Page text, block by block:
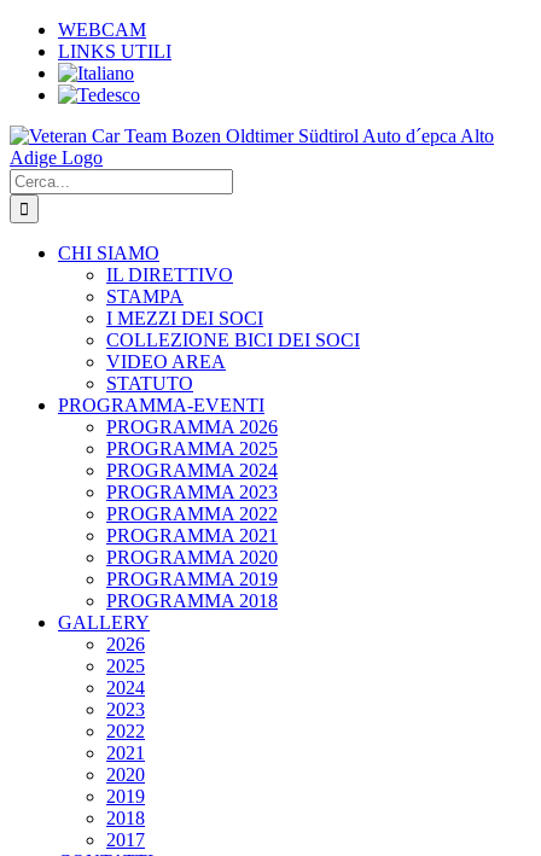
Salta
contenuto
WEBCAM
LINKS UTILI
Cerca
per:
CHI SIAMO
IL DIRETTIVO
STAMPA
I MEZZI DEI SOCI
COLLEZIONE BICI DEI SOCI
VIDEO AREA
STATUTO
PROGRAMMA-EVENTI
PROGRAMMA 2026
PROGRAMMA 2025
PROGRAMMA 2024
PROGRAMMA 2023
PROGRAMMA 2022
PROGRAMMA 2021
PROGRAMMA 2020
PROGRAMMA 2019
PROGRAMMA 2018
GALLERY
2026
2025
2024
2023
2022
2021
2020
2019
2018
2017